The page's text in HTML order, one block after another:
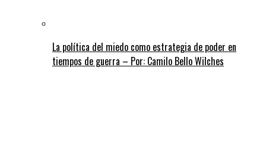
La política del miedo como estrategia de poder en
tiempos de guerra – Por: Camilo Bello Wilches